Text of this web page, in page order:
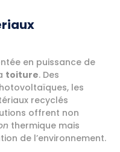
en puissance de
toiture. Des
les
recyclés
offrent non
thermique mais
de l’environnement.